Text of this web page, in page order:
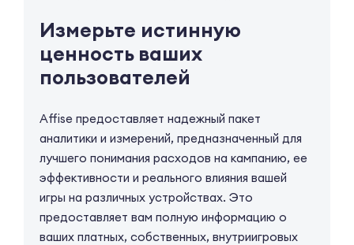
Измерьте истинную
ценность ваших
пользователей
Affise предоставляет надежный пакет
аналитики и измерений, предназначенный для
лучшего понимания расходов на кампанию, ее
эффективности и реального влияния вашей
игры на различных устройствах. Это
предоставляет вам полную информацию о
ваших платных, собственных, внутриигровых